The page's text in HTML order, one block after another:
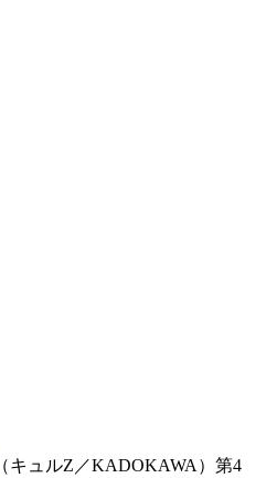
（キュルZ／KADOKAWA）第4